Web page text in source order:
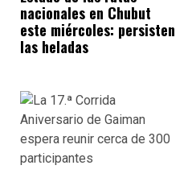
nacionales en Chubut
este miércoles: persisten
las heladas